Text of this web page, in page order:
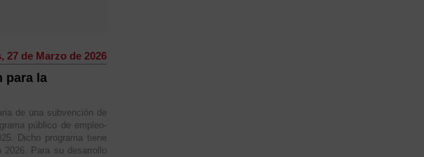
27 de Marzo de 2026
para la
de una subvención de
público de empleo-
Dicho programa tiene
Para su desarrollo